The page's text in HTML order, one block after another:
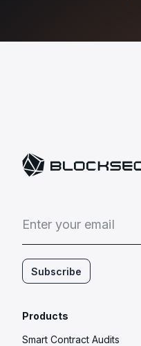
Enter your email
Subscribe
Products
Smart Contract Audits